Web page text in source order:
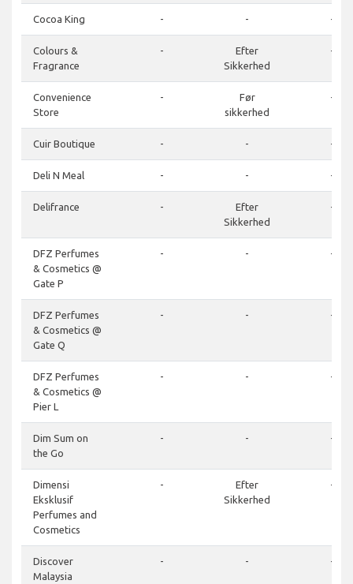
Cocoa King - - -
Colours &
Fragrance
-
Efter
Sikkerhed
-
Convenience
Store
-
Før
sikkerhed
-
Cuir Boutique - - -
Deli N Meal - - -
Delifrance -
Efter
Sikkerhed
-
DFZ Perfumes
& Cosmetics @
Gate P
- - -
DFZ Perfumes
& Cosmetics @
Gate Q
- - -
DFZ Perfumes
& Cosmetics @
Pier L
- - -
Dim Sum on
the Go
- - -
Dimensi
Eksklusif
Perfumes and
Cosmetics
-
Efter
Sikkerhed
-
Discover
Malaysia
- - -